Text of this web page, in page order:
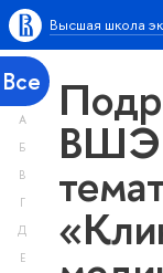
Высшая школа
Все
А
Б
В
Г
Д
Е
ВШЭ